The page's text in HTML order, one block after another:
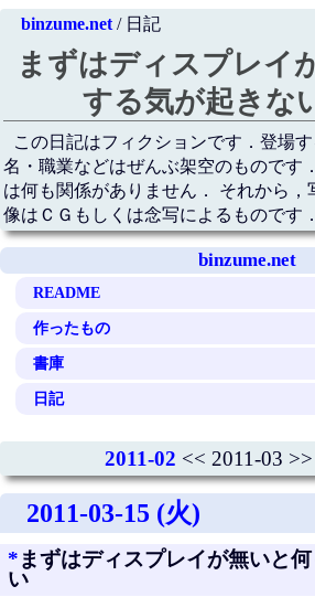
binzume.net/ 日記
まずはディスプレイ
する気が起きな
この日記はフィクションです．登場
名・職業などはぜんぶ架空のものです
は何も関係がありません． それから，
像はＣＧもしくは念写によるものです．
binzume.net
README
作ったもの
書庫
日記
2011-02 << 2011-03 >>
2011-03-15 (火)
*まずはディスプレイが無いと
い